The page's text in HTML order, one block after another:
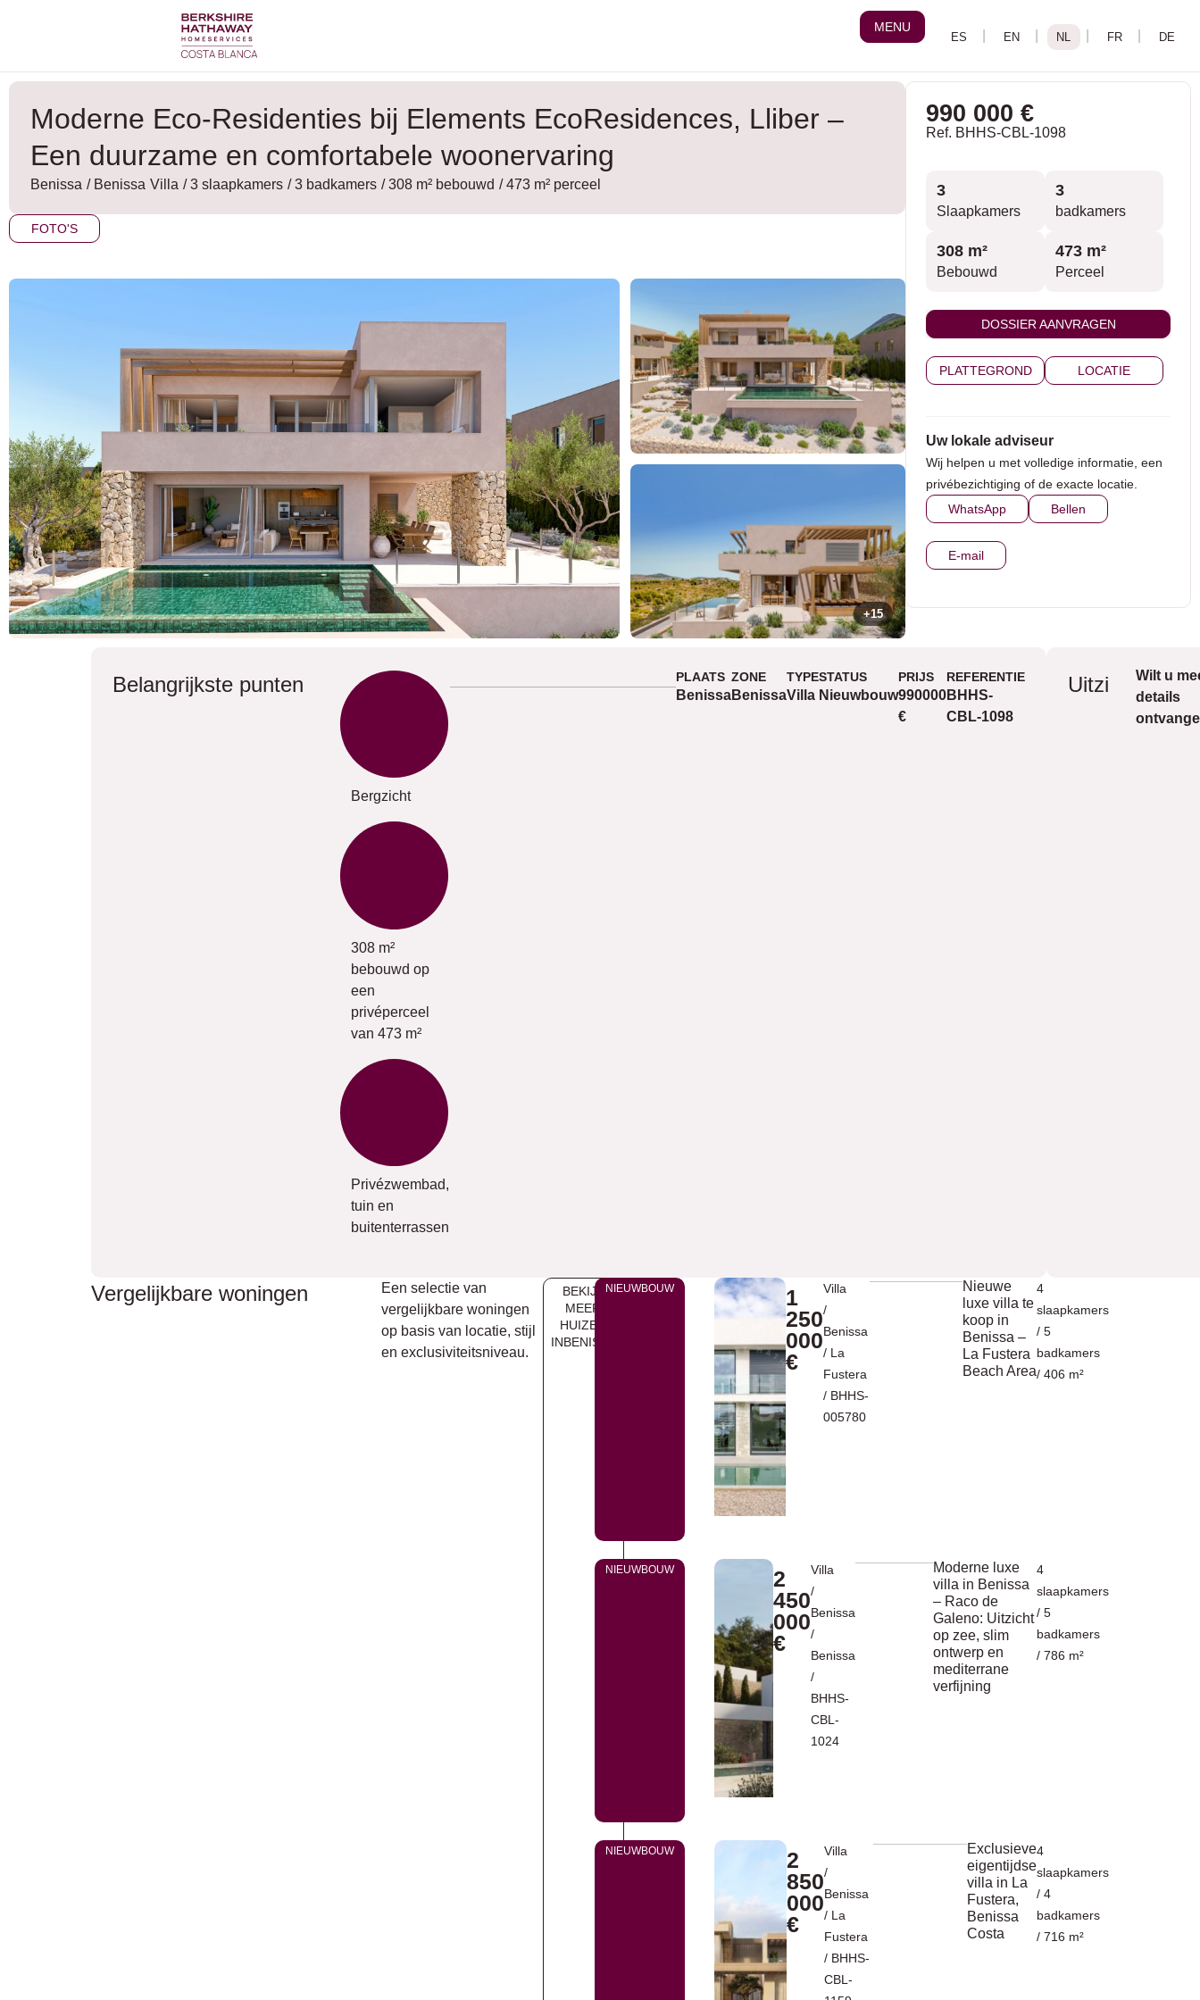
inhoud
MENU
Moderne Eco-Residenties bij Elements EcoResidences, Lliber –
Een duurzame en comfortabele woonervaring
Benissa / Benissa Villa / 3 slaapkamers / 3 badkamers / 308 m² bebouwd / 473 m² perceel
FOTO'S
+15
990 000 €
Ref. BHHS-CBL-1098
3
Slaapkamers
3
badkamers
308 m²
Bebouwd
473 m²
Perceel
DOSSIER AANVRAGEN
PLATTEGROND LOCATIE
Uw lokale adviseur
Wij helpen u met volledige informatie, een
privébezichtiging of de exacte locatie.
WhatsApp
Bellen
E-mail
Belangrijkste punten
Bergzicht
308 m²
bebouwd op
een
privéperceel
van 473 m²
Privézwembad,
tuin en
buitenterrassen
PLAATS
Benissa
ZONE
Benissa
TYPE
Villa
STATUS
Nieuwbouw
PRIJS
990000
€
REFERENTIE
BHHS-
CBL-1098
Uitzicht
Mooi
uitzicht
Wilt u
details
Vergelijkbare woningen
Een selectie van
vergelijkbare woningen
op basis van locatie, stijl
en exclusiviteitsniveau.
BEKIJK
MEER
HUIZEN
INBENISSA
NIEUWBOUW
1
250
000
€
Villa
/
Benissa
/ La
Fustera
/ BHHS-
005780
Nieuwe
luxe villa te
koop in
Benissa –
La Fustera
Beach Area
4
slaapkamers
/ 5
badkamers
/ 406 m²
NIEUWBOUW
2
450
000
€
Villa
/
Benissa
/
Benissa
/
BHHS-
CBL-
1024
Moderne luxe
villa in Benissa
– Raco de
Galeno: Uitzicht
op zee, slim
ontwerp en
mediterrane
verfijning
4
slaapkamers
/ 5
badkamers
/ 786 m²
NIEUWBOUW
2
850
000
€
Villa
/
Benissa
/ La
Fustera
/ BHHS-
CBL-
Exclusieve
eigentijdse
villa in La
Fustera,
Benissa
Costa
4
slaapkamers
/ 4
badkamers
/ 716 m²